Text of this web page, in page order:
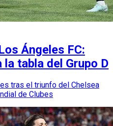
Ángeles FC:
tabla del Grupo D
tras el triunfo del Chelsea
de Clubes